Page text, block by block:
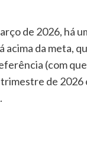
de 2026, há
da meta,
(com
de 2026